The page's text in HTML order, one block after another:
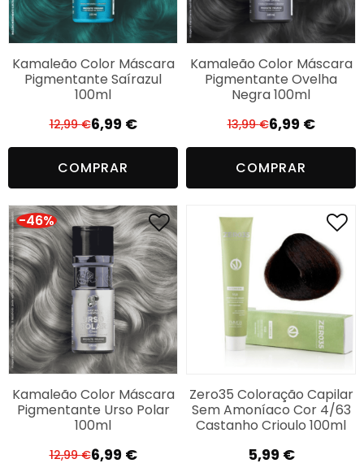
Kamaleão Color Máscara
Pigmentante Saírazul
100ml
12,99€O
preço
original
era:
12,99 €.
6,99 €
O
preço
atual
é:
6,99 €.
COMPRAR
Kamaleão Color Máscara
Pigmentante Ovelha
Negra 100ml
13,99€O
preço
original
era:
6,99 €
O
preço
atual
é:
COMPRAR
-46%
Kamaleão Color Máscara
Pigmentante Urso Polar
100ml
12,99€O
6,99 €
O
Zero35 Coloração Capilar
Sem Amoníaco Cor 4/63
Castanho Crioulo 100ml
5,99 €